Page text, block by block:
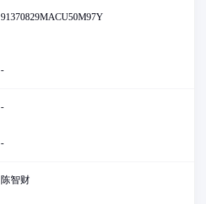
91370829MACU50M97Y
-
-
-
陈智财